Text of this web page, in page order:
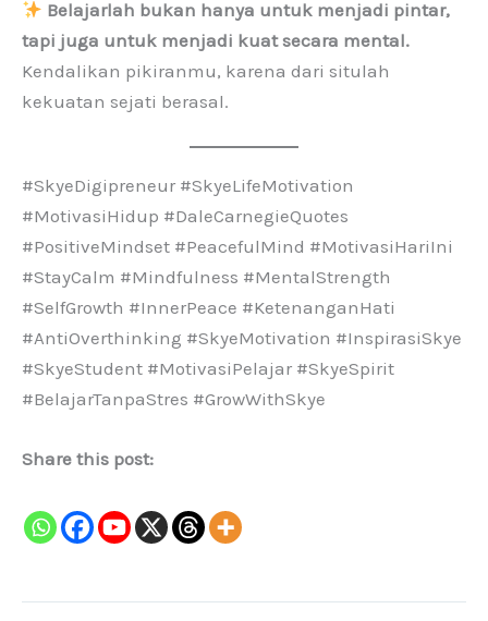
Belajarlah bukan hanya untuk menjadi pintar,
tapi juga untuk menjadi kuat secara mental.
Kendalikan pikiranmu, karena dari situlah
kekuatan sejati berasal.
#SkyeDigipreneur #SkyeLifeMotivation
#MotivasiHidup #DaleCarnegieQuotes
#PositiveMindset #PeacefulMind #MotivasiHariIni
#StayCalm #Mindfulness #MentalStrength
#SelfGrowth #InnerPeace #KetenanganHati
#AntiOverthinking #SkyeMotivation #InspirasiSkye
#SkyeStudent #MotivasiPelajar #SkyeSpirit
#BelajarTanpaStres #GrowWithSkye
Share this post: